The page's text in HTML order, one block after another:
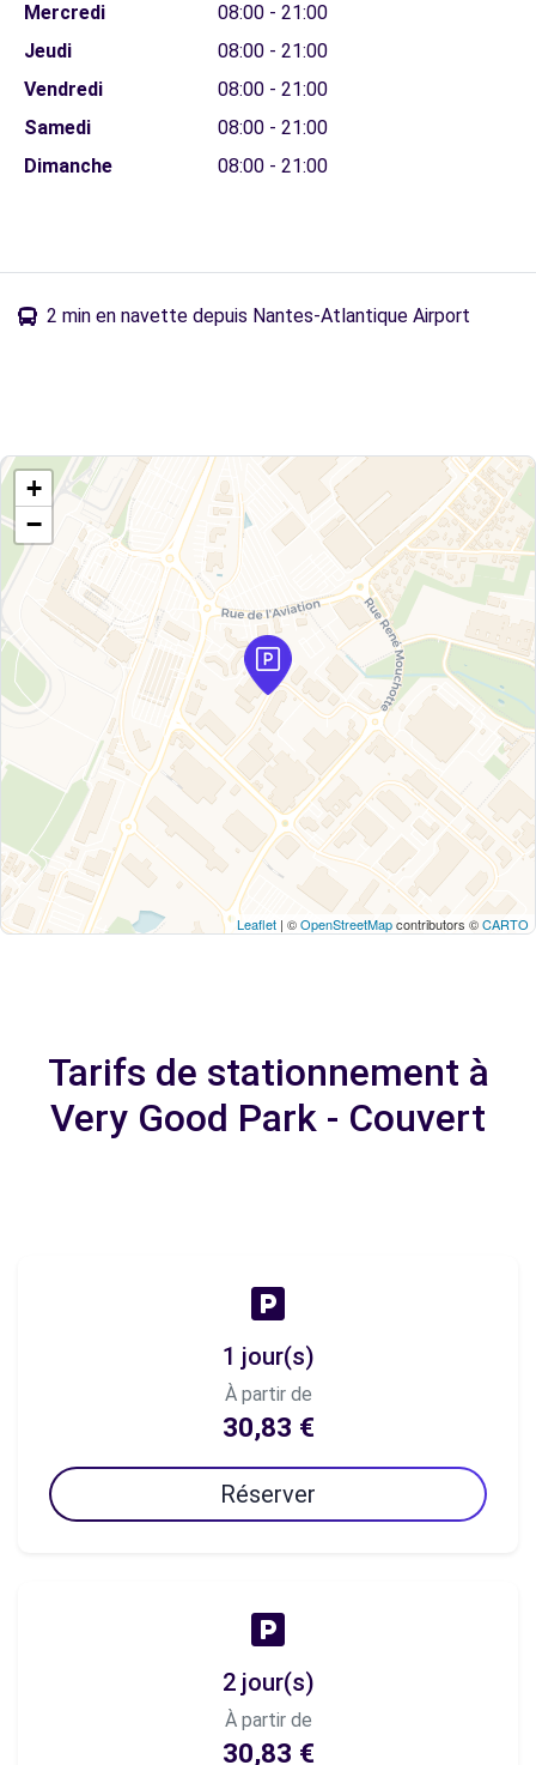
Mercredi
08:00 - 21:00
Jeudi
08:00 - 21:00
Vendredi
08:00 - 21:00
Samedi
08:00 - 21:00
Dimanche
08:00 - 21:00
2 min en navette depuis Nantes-Atlantique Airport
+
−
Leaflet | ©OpenStreetMapcontributors ©CARTO
Tarifs de stationnement à
Very Good Park - Couvert
1 jour(s)
À partir de
30,83 €
Réserver
2 jour(s)
À partir de
30,83 €